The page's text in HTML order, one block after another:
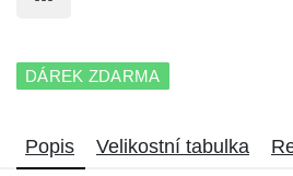
DÁREK ZDARMA
Popis Velikostní tabulka